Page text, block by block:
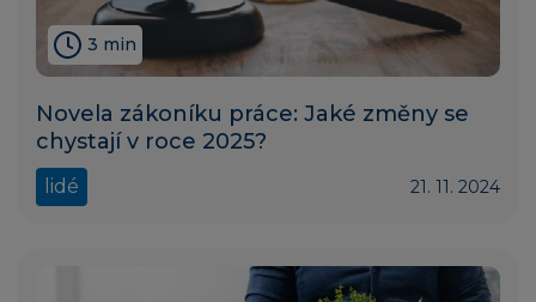
3 min
Novela zákoníku práce: Jaké změny se
chystají v roce 2025?
lidé 21. 11. 2024